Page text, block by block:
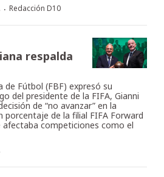
· Redacción D10
respalda
de Fútbol (FBF) expresó su
del presidente de la FIFA, Gianni
de “no avanzar” en la
porcentaje de la filial FIFA Forward
afectaba competiciones como el